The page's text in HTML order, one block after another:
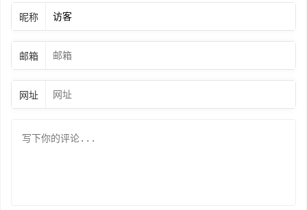
昵称
邮箱
网址